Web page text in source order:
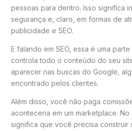
pessoas para dentro. Isso significa
segurança e, claro, em formas de
publicidade e SEO.
E falando em SEO, essa é uma
controla todo o conteúdo do seu
aparecer nas buscas do Google,
encontrado pelos clientes.
Além disso, você não paga
aconteceria em um marketplace. No
significa que você precisa construir